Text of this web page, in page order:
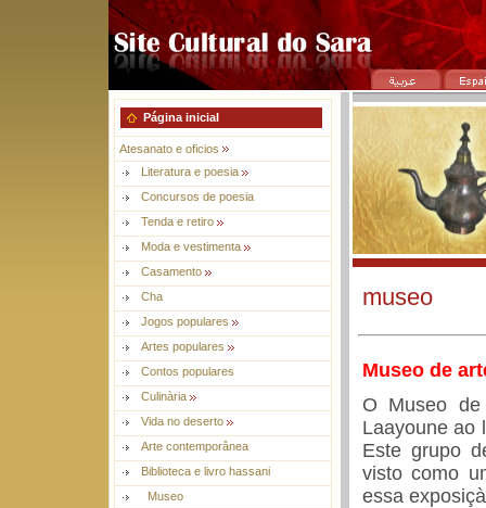
Página inicial
Atesanato e oficios
Literatura e poesia
Concursos de poesia
Tenda e retiro
Moda e vestimenta
Casamento
Cha
Jogos populares
Artes populares
Contos populares
Culinària
Vida no deserto
Arte contemporânea
Biblioteca e livro hassani
Museo
museo
Museo de
O Museo
Laayoune ao
Este grupo
visto como
essa